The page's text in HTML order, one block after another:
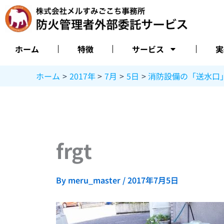
容
を
ホーム 特徴 サービス
ホーム 2017年 7月 5日 消防設備の「送水口
frgt
By meru_master /2017年7月5日